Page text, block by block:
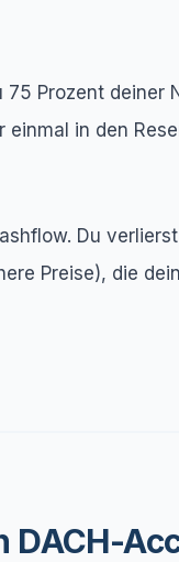
Prozent
in den
Du
Preise), die
DACH-